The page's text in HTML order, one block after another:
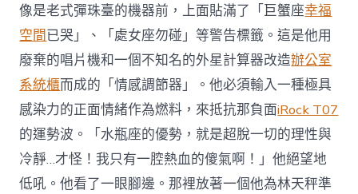
像是老式彈珠臺的機器前，上面貼滿了「巨蟹座幸福
空間已哭」、「處女座勿碰」等警告標籤。這是他用
廢棄的唱片機和一個不知名的外星計算器改造辦公室
系統櫃而成的「情感調節器」。他必須輸入一種極具
感染力的正面情緒作為燃料，來抵抗那負面iRock T07
的運勢波。「水瓶座的優勢，就是超脫一切的理性與
冷靜…才怪！我只有一腔熱血的傻氣啊！」他絕望地
低吼。他看了一眼腳邊。那裡放著一個他為林天秤準